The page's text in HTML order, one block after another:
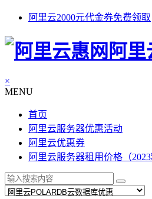
阿里云2000元代金券免费领取
阿里
×
MENU
首页
阿里云服务器优惠活动
阿里云优惠券
阿里云服务器租用价格（2023